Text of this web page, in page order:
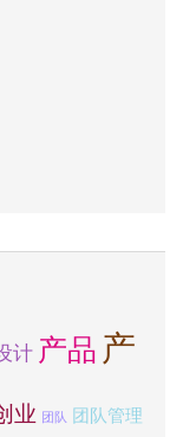
计 产品 产
业 团队 团队管理